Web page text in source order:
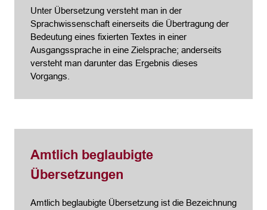
Unter Übersetzung versteht man in der
Sprachwissenschaft einerseits die Übertragung der
Bedeutung eines fixierten Textes in einer
Ausgangssprache in eine Zielsprache; anderseits
versteht man darunter das Ergebnis dieses
Vorgangs.
Amtlich beglaubigte
Übersetzungen
Amtlich beglaubigte Übersetzung ist die Bezeichnung